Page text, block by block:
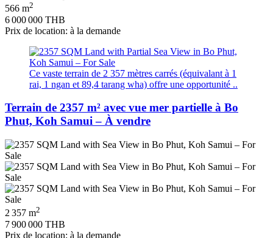
566 m2
6 000 000 THB
Prix de location: à la demande
Ce vaste terrain de 2 357 mètres carrés (équivalant à 1
rai, 1 ngan et 89,4 tarang wha) offre une opportunité ..
Terrain de 2357 m² avec vue mer partielle à Bo
Phut, Koh Samui – À vendre
2 357 m2
7 900 000 THB
Prix de location: à la demande